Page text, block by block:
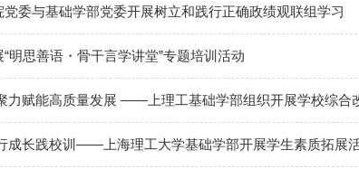
党委与基础学部党委开展树立和践行正确政绩观联组学习
“明思善语・骨干言学讲堂”专题培训活动
力赋能高质量发展 ——上理工基础学部组织开展学校综合
成长践校训——上海理工大学基础学部开展学生素质拓展